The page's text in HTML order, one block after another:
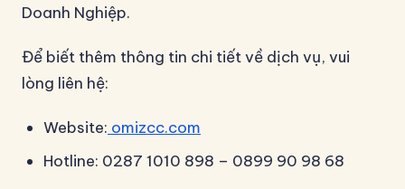
Doanh Nghiệp.
Để biết thêm thông tin chi tiết về dịch vụ, vui
lòng liên hệ:
Website: omizcc.com
Hotline: 0287 1010 898 – 0899 90 98 68